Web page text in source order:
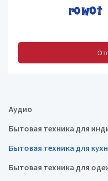
Аудио
Бытовая техника для
Бытовая техника для
Бытовая техника для